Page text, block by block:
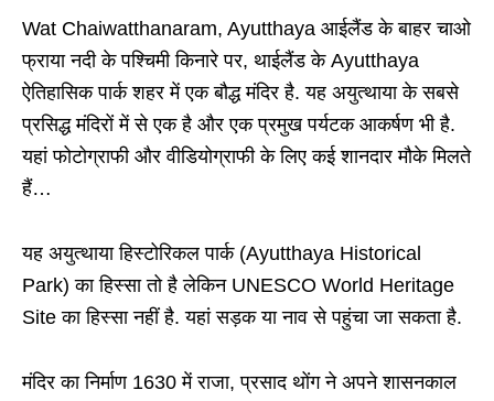
Wat Chaiwatthanaram, Ayutthaya आईलैंड के बाहर चाओ
फ्राया नदी के पश्चिमी किनारे पर, थाईलैंड के Ayutthaya
ऐतिहासिक पार्क शहर में एक बौद्ध मंदिर है. यह अयुत्थाया के सबसे
प्रसिद्ध मंदिरों में से एक है और एक प्रमुख पर्यटक आकर्षण भी है.
यहां फोटोग्राफी और वीडियोग्राफी के लिए कई शानदार मौके मिलते
हैं…
यह अयुत्थाया हिस्टोरिकल पार्क (Ayutthaya Historical
Park) का हिस्सा तो है लेकिन UNESCO World Heritage
Site का हिस्सा नहीं है. यहां सड़क या नाव से पहुंचा जा सकता है.
मंदिर का निर्माण 1630 में राजा, प्रसाद थोंग ने अपने शासनकाल